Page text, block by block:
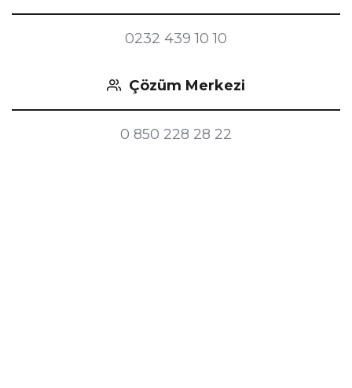
0232 439 10 10
Çözüm Merkezi
0 850 228 28 22